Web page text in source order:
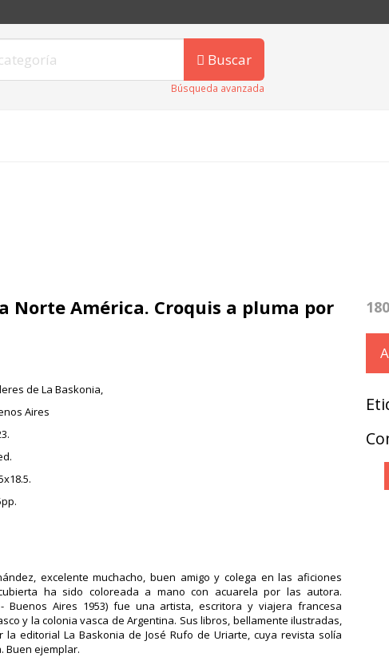
Buscar
Búsqueda avanzada
Norte América. Croquis a pluma por
de La Baskonia,
Aires
excelente muchacho, buen amigo y colega en las aficiones
ha sido coloreada a mano con acuarela por las autora.
Buenos Aires 1953) fue una artista, escritora y viajera francesa
y la colonia vasca de Argentina. Sus libros, bellamente ilustradas,
editorial La Baskonia de José Rufo de Uriarte, cuya revista solía
Buen ejemplar.